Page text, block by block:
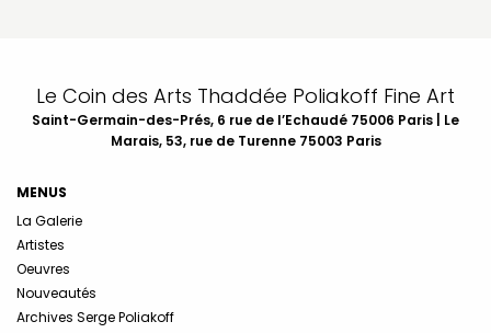
Le Coin des Arts Thaddée Poliakoff Fine Art
Saint-Germain-des-Prés, 6 rue de l’Echaudé 75006 Paris | Le
Marais, 53, rue de Turenne 75003 Paris
MENUS
La Galerie
Artistes
Oeuvres
Nouveautés
Archives Serge Poliakoff